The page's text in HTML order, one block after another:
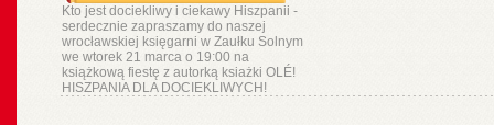
Kto jest dociekliwy i ciekawy Hiszpanii -
serdecznie zapraszamy do naszej
wrocławskiej księgarni w Zaułku Solnym
we wtorek 21 marca o 19:00 na
książkową fiestę z autorką ksiażki OLÉ!
HISZPANIA DLA DOCIEKLIWYCH!